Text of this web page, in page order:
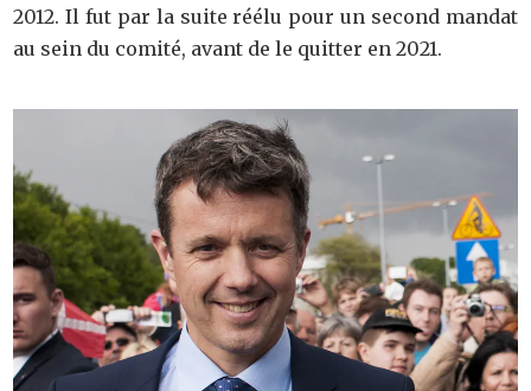
2012. Il fut par la suite réélu pour un second mandat
au sein du comité, avant de le quitter en 2021.